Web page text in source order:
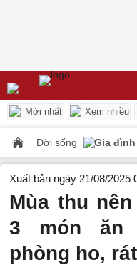
Mới nhất Xem nhiều
Đời sống Gia đình
Xuất bản ngày 21/08/2025
Mùa thu
3 món ăn
phòng ho,